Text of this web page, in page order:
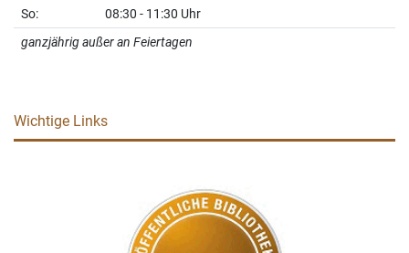
So: 08:30 - 11:30 Uhr
ganzjährig außer an Feiertagen
Wichtige Links